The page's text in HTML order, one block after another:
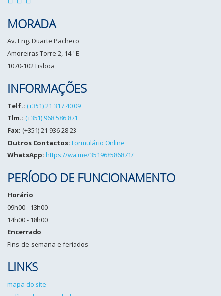
MORADA
Av. Eng. Duarte Pacheco
Amoreiras Torre 2, 14.º E
1070-102 Lisboa
INFORMAÇÕES
Telf.: (+351) 21 317 40 09
Tlm.: (+351) 968 586 871
Fax: (+351) 21 936 28 23
Outros Contactos: Formulário Online
WhatsApp: https://wa.me/351968586871/
PERÍODO DE FUNCIONAMENTO
Horário
09h00 - 13h00
14h00 - 18h00
Encerrado
Fins-de-semana e feriados
LINKS
mapa do site